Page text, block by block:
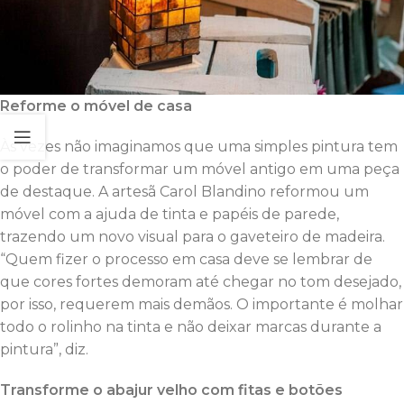
Reforme o móvel de casa
Às vezes não imaginamos que uma simples pintura tem
o poder de transformar um móvel antigo em uma peça
de destaque. A artesã Carol Blandino reformou um
móvel com a ajuda de tinta e papéis de parede,
trazendo um novo visual para o gaveteiro de madeira.
“Quem fizer o processo em casa deve se lembrar de
que cores fortes demoram até chegar no tom desejado,
por isso, requerem mais demãos. O importante é molhar
todo o rolinho na tinta e não deixar marcas durante a
pintura”, diz.
Transforme o abajur velho com fitas e botões